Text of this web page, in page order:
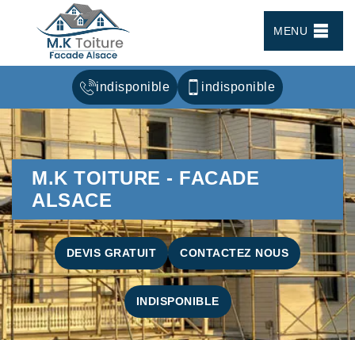
MENU
indisponible indisponible
M.K TOITURE - FACADE
ALSACE
DEVIS GRATUIT CONTACTEZ NOUS
INDISPONIBLE